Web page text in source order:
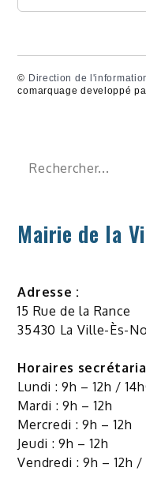
© Direction de
comarquage developpé
Rechercher
Mairie de la
Adresse :
15 Rue de la Rance
35430 La Ville-Ès-
Horaires
Lundi : 9h – 12h /
Mardi : 9h – 12h
Mercredi : 9h – 12h
Jeudi : 9h – 12h
Vendredi : 9h – 12h /